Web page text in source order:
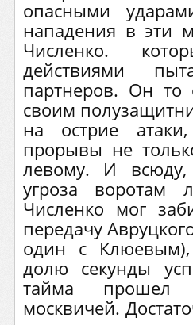
опасными
нападения в эти
Численко.
действиями
партнеров. Он то
своим
на острие
прорывы не
левому. И
угроза воротам
Численко мог
передачу
один с
долю секунды
тайма прошел
москвичей.